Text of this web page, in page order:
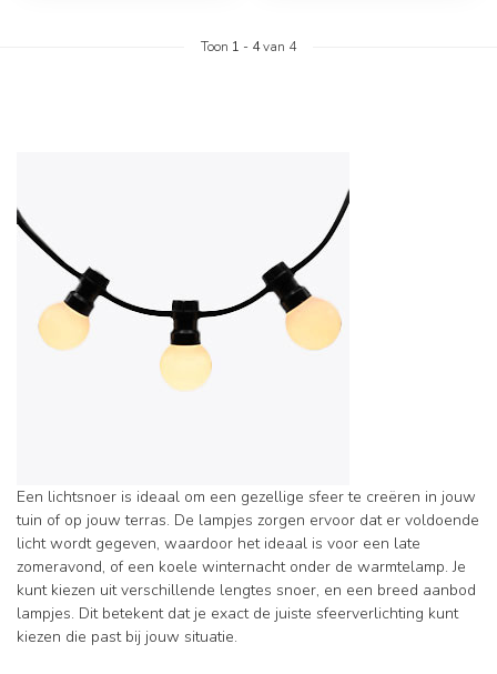
Toon 1 - 4van 4
Een lichtsnoer is ideaal om een gezellige sfeer te creëren in jouw
tuin of op jouw terras. De lampjes zorgen ervoor dat er voldoende
licht wordt gegeven, waardoor het ideaal is voor een late
zomeravond, of een koele winternacht onder de warmtelamp. Je
kunt kiezen uit verschillende lengtes snoer, en een breed aanbod
lampjes. Dit betekent dat je exact de juiste sfeerverlichting kunt
kiezen die past bij jouw situatie.